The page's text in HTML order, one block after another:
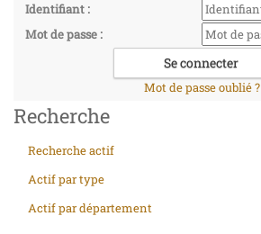
Identifiant :
Mot de passe :
Mot de passe oublié ?
Recherche
Recherche actif
Actif par type
Actif par département